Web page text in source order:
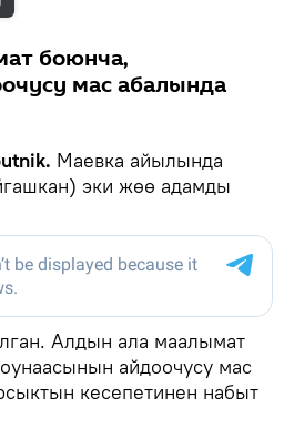
боюнча,
мас абалында
Маевка айылында
эки жөө адамды
Алдын ала маалымат
айдоочусу мас
кесепетинен набыт